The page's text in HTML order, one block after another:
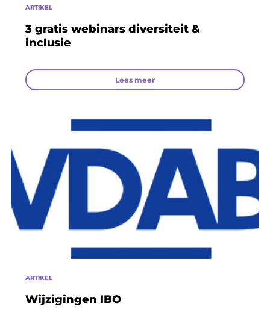
ARTIKEL
3 gratis webinars diversiteit &
inclusie
Lees meer
ARTIKEL
Wijzigingen IBO